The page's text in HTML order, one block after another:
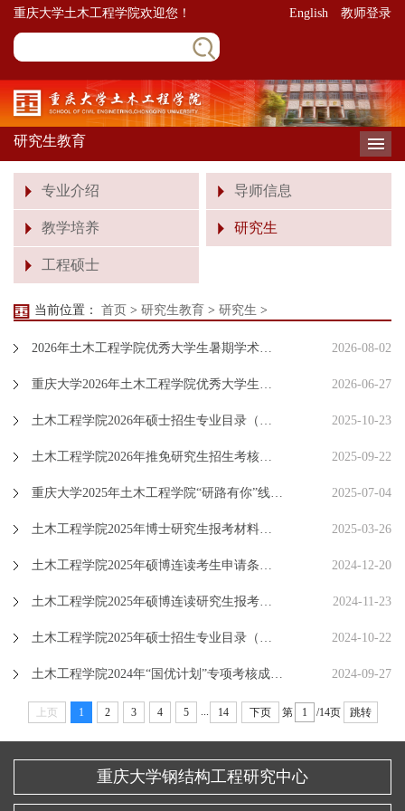
重庆大学土木工程学院欢迎您！ English 教师登录
研究生教育
专业介绍 导师信息
教学培养 研究生
工程硕士
当前位置： 首页 > 研究生教育 > 研究生 >
2026年土木工程学院优秀大学生暑期学术交流活动“学术之星”名单公示 2026-08-02
重庆大学2026年土木工程学院优秀大学生暑期学术交流活动（一号通知） 2026-06-27
土木工程学院2026年硕士招生专业目录（详细版） 2025-10-23
土木工程学院2026年推免研究生招生考核成绩公示 2025-09-22
重庆大学2025年土木工程学院“研路有你”线上学术交流日 （一号通知） 2025-07-04
土木工程学院2025年博士研究生报考材料提交通知 2025-03-26
土木工程学院2025年硕博连读考生申请条件审核通过名单 2024-12-20
土木工程学院2025年硕博连读研究生报考材料提交通知 2024-11-23
土木工程学院2025年硕士招生专业目录（详细版） 2024-10-22
土木工程学院2024年“国优计划”专项考核成绩公示 2024-09-27
上页 1 2 3 4 5 ... 14 下页 第 /14页 跳转
重庆大学钢结构工程研究中心